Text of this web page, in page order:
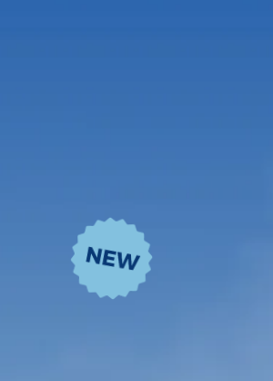
la digitalización del
avanzando en nuestro
innovación, la sostenibilidad y la
del transporte. En este
financiación